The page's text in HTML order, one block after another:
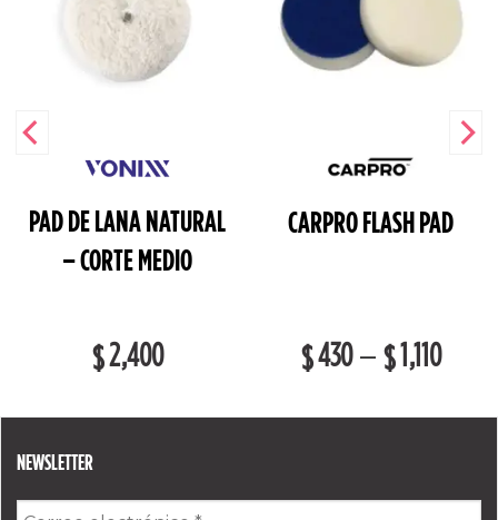
PAD DE LANA NATURAL
– CORTE MEDIO
$2,400
CARPRO FLASH PAD
$430– $1,110
NEWSLETTER